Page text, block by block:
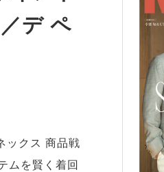
デ ペ
ックス 商品戦
ムを賢く着回